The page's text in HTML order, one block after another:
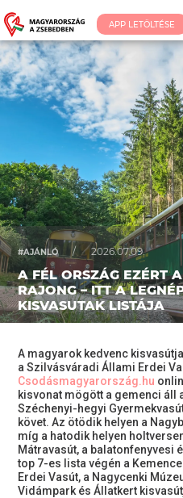
APP LETÖLTÉSE
#AJÁNLÓ / 2026.07.09.
A FÉL ORSZÁG EZÉRT
RAJONG – ITT A
KISVASUTAK LISTÁJA
A magyarok kedvenc
a Szilvásváradi Állami Erdei
Csodásmagyarország.hu
kisvonat mögött a gemenci áll
Széchenyi-hegyi
követ. Az ötödik helyen a
míg a hatodik helyen
Mátravasút, a balatonfenyvesi
top 7-es lista végén a
Erdei Vasút, a Nagycenki
Vidámpark és Állatkert